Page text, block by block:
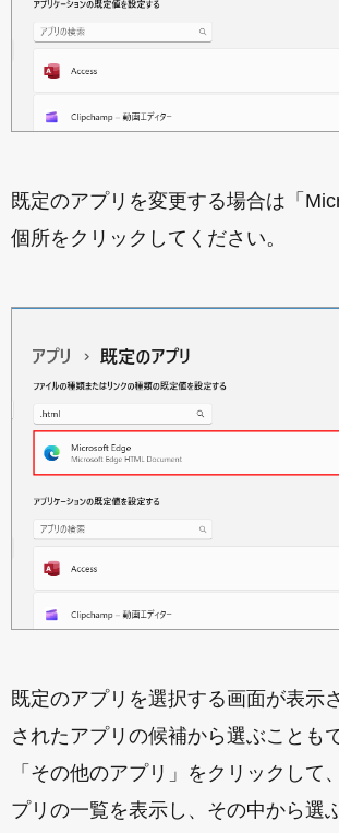
既定のアプリを変更する場合は「
個所をクリックしてください。
既定のアプリを選択する画面が表示
されたアプリの候補から選ぶことも
「その他のアプリ」をクリックして
プリの一覧を表示し、その中から選